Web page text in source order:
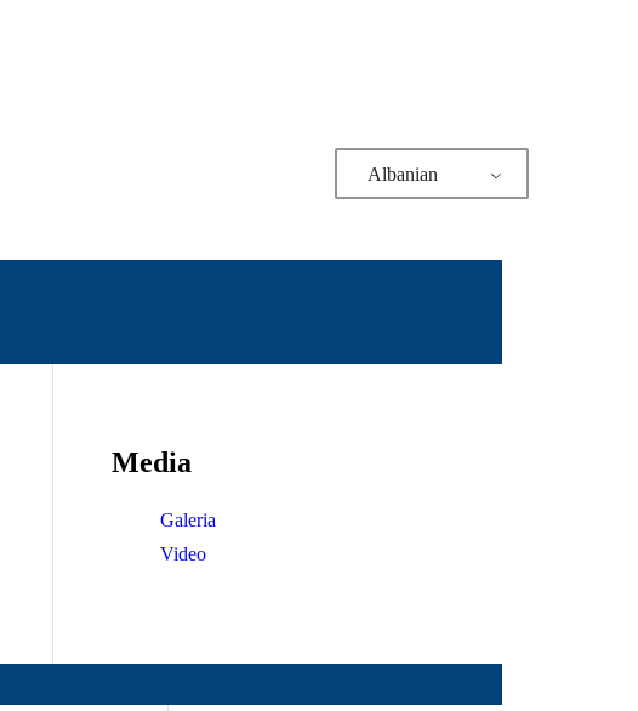
Albanian
Media
Galeria
Video